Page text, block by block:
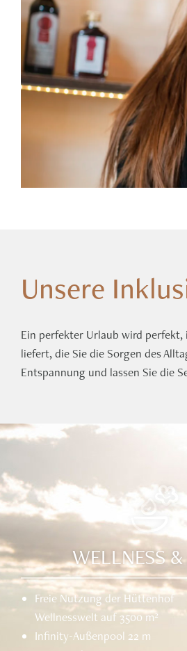
Unsere
Ein perfekter Urlaub wird
liefert, die Sie die Sorgen des
Entspannung und lassen Sie die
WELLNESS
Freie Nutzung der Hüttenhof
Wellnesswelt auf 3500 m²
Infinity-Außenpool 22 m